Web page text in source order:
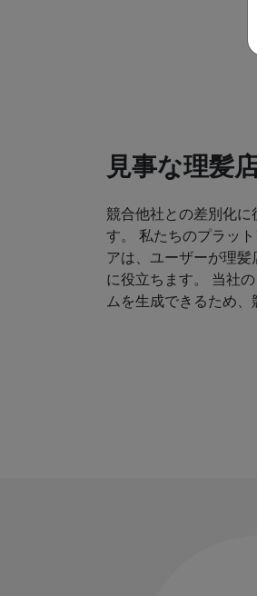
見事な理髪
競合他社との差別化
す。 私たちのプラッ
アは、ユーザーが理
に役立ちます。 当社
ムを生成できるため、